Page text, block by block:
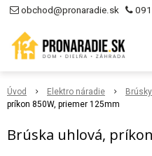
obchod@pronaradie.sk
Úvod Elektro náradie Brúsky
príkon 850W, priemer 125mm
Brúska uhlová,